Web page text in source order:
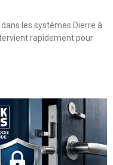
les systèmes Dierre à
rapidement pour